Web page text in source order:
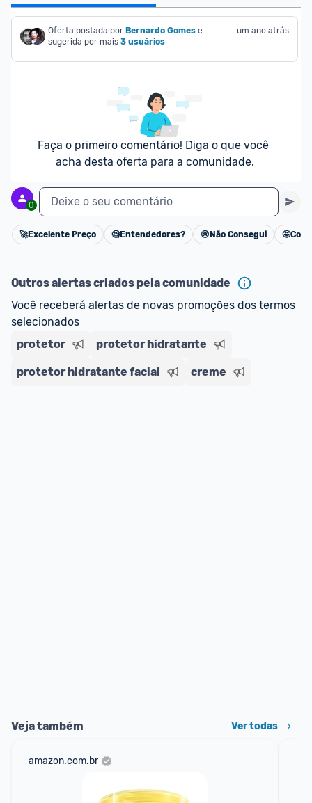
Oferta postada por Bernardo Gomes e
sugerida por mais 3 usuários
um ano atrás
Faça o primeiro comentário! Diga o que você
acha desta oferta para a comunidade.
0 Deixe o seu comentário
Cancelar
🚀Excelente Preço 🧐Entendedores? 😢 Não Consegui 🤩
Outros alertas criados pela comunidade
Você receberá alertas de novas promoções dos termos
selecionados
protetor
protetor hidratante
protetor hidratante facial creme
Veja também Ver todas
amazon.com.br